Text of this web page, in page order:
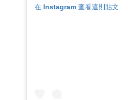
在 Instagram 查看這則貼文